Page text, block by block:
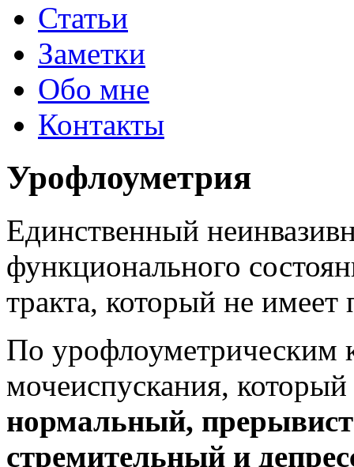
Статьи
Заметки
Обо мне
Контакты
Урофлоуметрия
Единственный
функционального
тракта, который не имеет
По урофлоуметрическим
мочеиспускания,
нормальный,
стремительный и